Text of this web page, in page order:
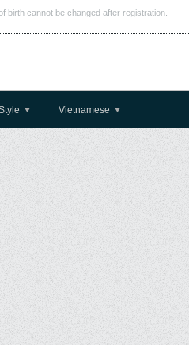
birth cannot be changed after registration.
Vietnamese